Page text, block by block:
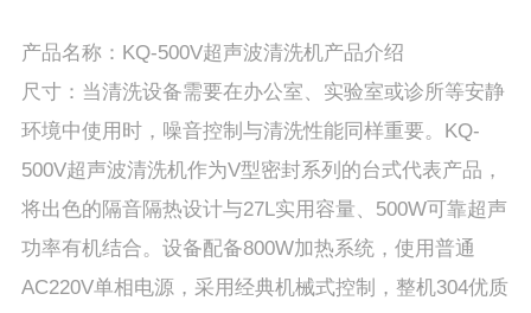
产品名称：KQ-500V超声波清洗机产品介绍
尺寸：当清洗设备需要在办公室、实验室或诊所等安静
环境中使用时，噪音控制与清洗性能同样重要。KQ-
500V超声波清洗机作为V型密封系列的台式代表产品，
将出色的隔音隔热设计与27L实用容量、500W可靠超声
功率有机结合。设备配备800W加热系统，使用普通
AC220V单相电源，采用经典机械式控制，整机304优质